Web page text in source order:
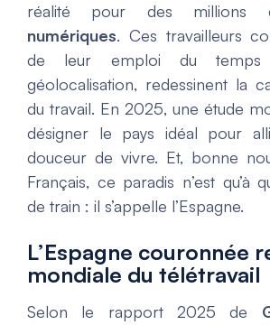
réalité pour des millions
numériques. Ces travailleurs
de leur emploi du
géolocalisation, redessinent la
du travail. En 2025, une étude
désigner le pays idéal pour
douceur de vivre. Et, bonne
Français, ce paradis n’est qu’à
de train : il s’appelle l’Espagne.
L’Espagne couronnée
mondiale du télétravail
Selon le rapport 2025 de